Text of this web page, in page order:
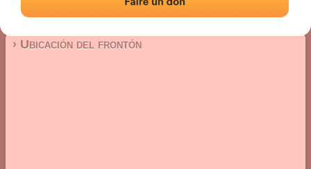
| |
› Ubicación del frontón